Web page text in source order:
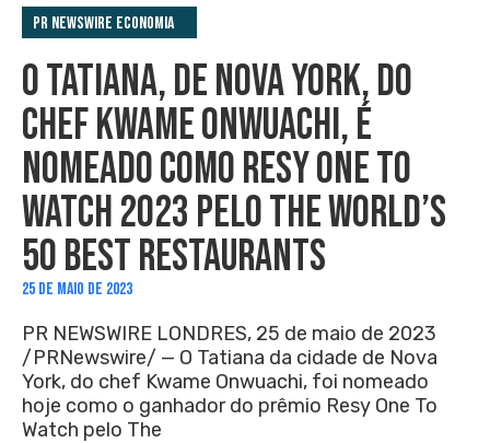
PR Newswire Economia
O TATIANA, DE NOVA YORK, DO
CHEF KWAME ONWUACHI, É
NOMEADO COMO RESY ONE TO
WATCH 2023 PELO THE WORLD’S
50 BEST RESTAURANTS
25 DE MAIO DE 2023
PR NEWSWIRE LONDRES, 25 de maio de 2023
/PRNewswire/ — O Tatiana da cidade de Nova
York, do chef Kwame Onwuachi, foi nomeado
hoje como o ganhador do prêmio Resy One To
Watch pelo The